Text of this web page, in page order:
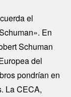
el
En
Schuman
del
pondrían en
La CECA,